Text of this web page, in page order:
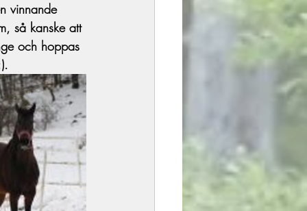
vinnande
så kanske att
och hoppas